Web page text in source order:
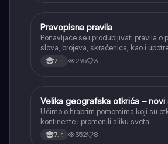
Srpski jezik
Pravopisna pravila
Ponavljaće se i produbljivati pravila o
slova, brojeva, skraćenica, kao i
interpunkcije, sa posebnim fokusom
složenoj rečenici.
7. r. 295 3
Istorija
Velika geografska otkrića –
Učimo o hrabrim pomorcima koji su
kontinente i promenili sliku sveta.
7. r. 352 8